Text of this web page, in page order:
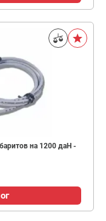
на 1200 даН -